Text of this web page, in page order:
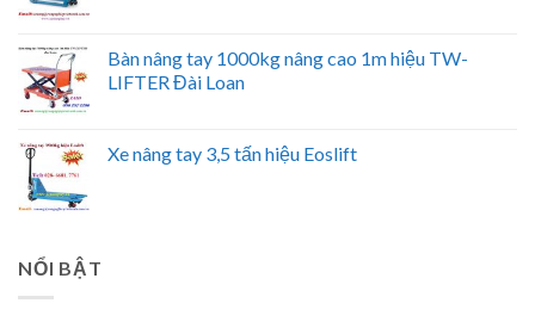
Bàn nâng tay 1000kg nâng cao 1m hiệu TW-
LIFTER Đài Loan
Xe nâng tay 3,5 tấn hiệu Eoslift
NỔI BẬT